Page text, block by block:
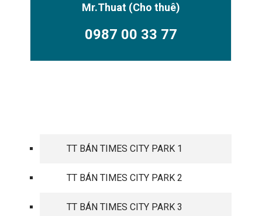
Mr.Thuat (Cho thuê)
0987 00 33 77
TT BÁN TIMES CITY PARK 1
TT BÁN TIMES CITY PARK 2
TT BÁN TIMES CITY PARK 3